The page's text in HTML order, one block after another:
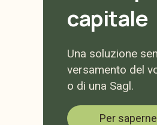
capitale
Una soluzione
versamento del
o di una Sagl.
Per